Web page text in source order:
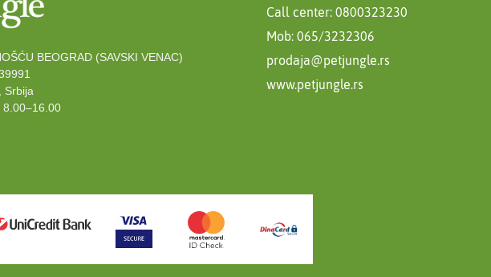
BEOGRAD (SAVSKI VENAC)
Srbija
8.00–16.00
Call center: 0800323230
Mob: 065/3232306
prodaja@petjungle.rs
www.petjungle.rs